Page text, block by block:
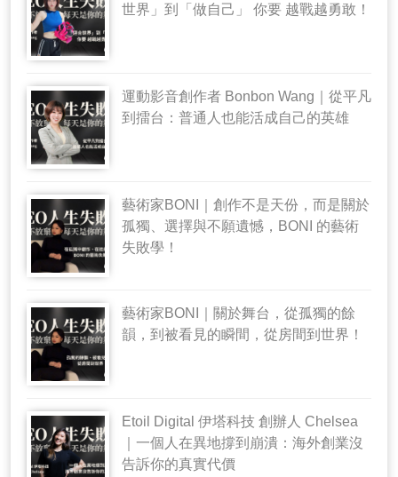
世界」到「做自己」 你要 越戰越勇敢！
運動影音創作者 Bonbon Wang｜從平凡
到擂台：普通人也能活成自己的英雄
藝術家BONI｜創作不是天份，而是關於
孤獨、選擇與不願遺憾，BONI 的藝術
失敗學！
藝術家BONI｜關於舞台，從孤獨的餘
韻，到被看見的瞬間，從房間到世界！
Etoil Digital 伊塔科技 創辦人 Chelsea
｜一個人在異地撐到崩潰：海外創業沒
告訴你的真實代價